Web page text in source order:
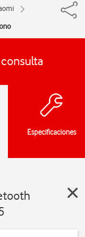
Especificaciones